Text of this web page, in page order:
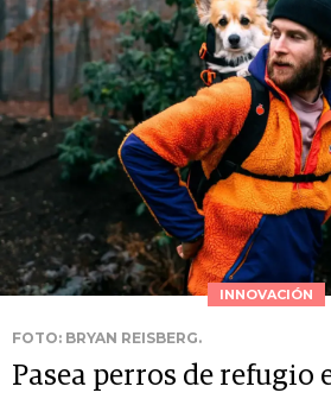
INNOVACIÓN
FOTO: BRYAN REISBERG.
Pasea perros de refugio